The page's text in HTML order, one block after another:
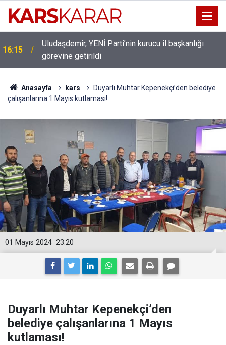
16:15
Uludaşdemir, YENİ Parti’nin kurucu il başkanlığı
görevine getirildi
Anasayfa kars
Duyarlı Muhtar Kepenekçi’den belediye
çalışanlarına 1 Mayıs kutlaması!
23:20
01 Mayıs 2024
Duyarlı Muhtar Kepenekçi’den
belediye çalışanlarına 1 Mayıs
kutlaması!